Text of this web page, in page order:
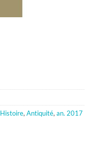
Histoire,Antiquité,an. 2017